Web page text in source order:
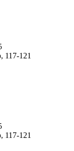
117-121
117-121